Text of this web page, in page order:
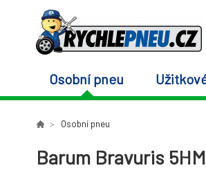
Osobní pneu
Osobní pneu
Barum Bravuris